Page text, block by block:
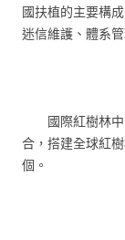
國扶植的主要構
迷信維護、體系
國際紅樹林
合，搭建全球紅
個。